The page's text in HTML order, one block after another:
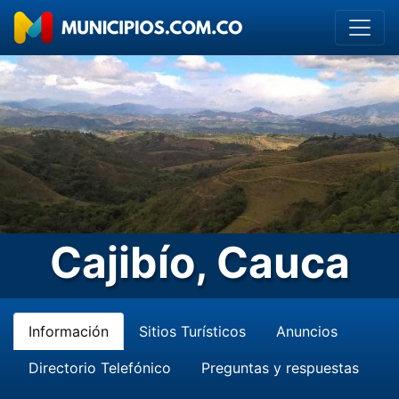
Cajibío, Cauca
Información Sitios Turísticos Anuncios
Directorio Telefónico Preguntas y respuestas